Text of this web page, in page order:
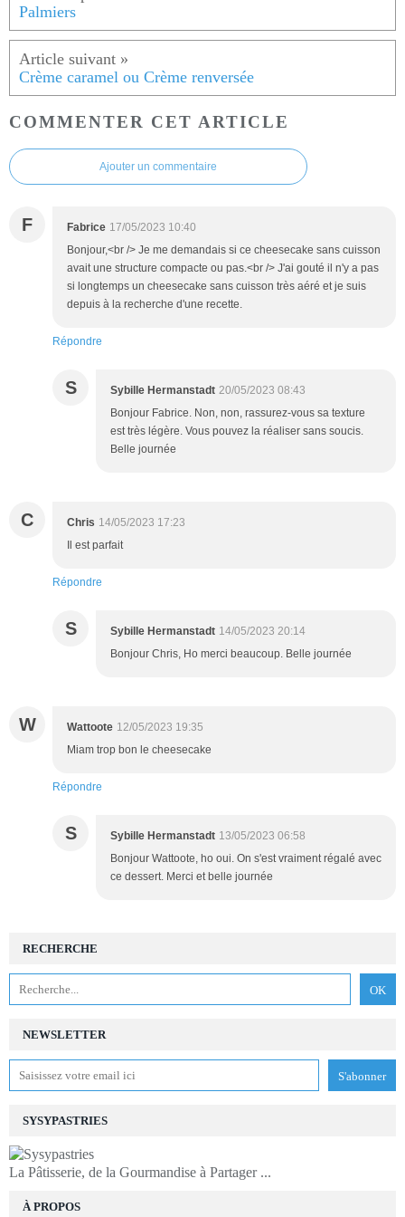
Palmiers
Crème caramel ou Crème renversée
COMMENTER CET ARTICLE
Ajouter un commentaire
F Fabrice 17/05/2023 10:40
Bonjour,<br /> Je me demandais si ce cheesecake sans cuisson
avait une structure compacte ou pas.<br /> J'ai gouté il n'y a pas
si longtemps un cheesecake sans cuisson très aéré et je suis
depuis à la recherche d'une recette.
Répondre
S Sybille Hermanstadt 20/05/2023 08:43
Bonjour Fabrice. Non, non, rassurez-vous sa texture
est très légère. Vous pouvez la réaliser sans soucis.
Belle journée
C Chris 14/05/2023 17:23
Il est parfait
Répondre
S Sybille Hermanstadt 14/05/2023 20:14
Bonjour Chris, Ho merci beaucoup. Belle journée
W Wattoote 12/05/2023 19:35
Miam trop bon le cheesecake
Répondre
S Sybille Hermanstadt 13/05/2023 06:58
Bonjour Wattoote, ho oui. On s'est vraiment régalé avec
ce dessert. Merci et belle journée
NEWSLETTER
RECHERCHE
SYSYPASTRIES
La Pâtisserie, de la Gourmandise à Partager ...
À PROPOS